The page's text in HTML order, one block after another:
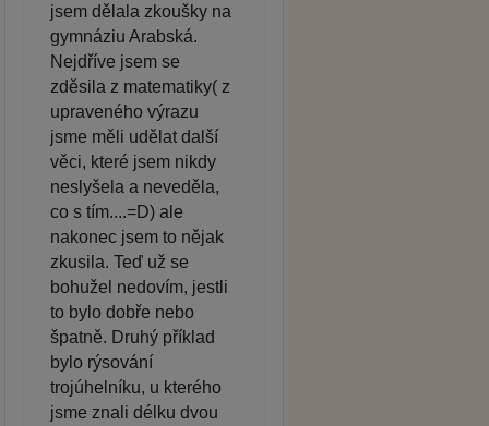
jsem dělala zkoušky na
gymnáziu Arabská.
Nejdříve jsem se
zděsila z matematiky( z
upraveného výrazu
jsme měli udělat další
věci, které jsem nikdy
neslyšela a neveděla,
co s tím....=D) ale
nakonec jsem to nějak
zkusila. Teď už se
bohužel nedovím, jestli
to bylo dobře nebo
špatně. Druhý příklad
bylo rýsování
trojúhelníku, u kterého
jsme znali délku dvou